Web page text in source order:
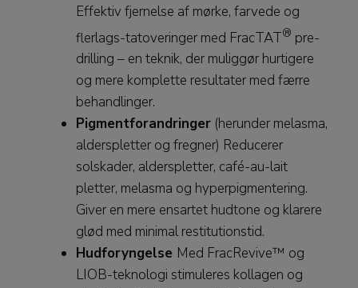
Effektiv fjernelse af mørke, farvede og
flerlags-tatoveringer med FracTAT® pre-
drilling – en teknik, der muliggør hurtigere
og mere komplette resultater med færre
behandlinger.
Pigmentforandringer (herunder melasma,
alderspletter og fregner) Reducerer
solskader, alderspletter, café-au-lait
pletter, melasma og hyperpigmentering.
Giver en mere ensartet hudtone og klarere
glød med minimal restitutionstid.
Hudforyngelse Med FracRevive™ og
LIOB-teknologi stimuleres kollagen og